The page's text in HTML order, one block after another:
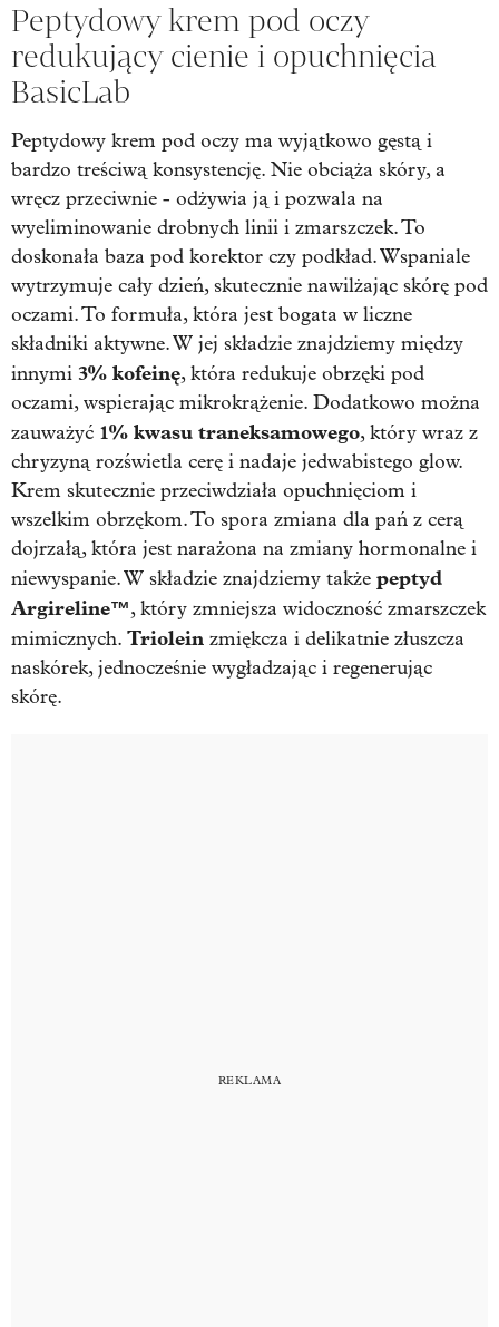
Peptydowy krem pod oczy
redukujący cienie i opuchnięcia
BasicLab
Peptydowy krem pod oczy ma wyjątkowo gęstą i
bardzo treściwą konsystencję. Nie obciąża skóry, a
wręcz przeciwnie - odżywia ją i pozwala na
wyeliminowanie drobnych linii i zmarszczek. To
doskonała baza pod korektor czy podkład. Wspaniale
wytrzymuje cały dzień, skutecznie nawilżając skórę pod
oczami. To formuła, która jest bogata w liczne
składniki aktywne. W jej składzie znajdziemy między
innymi 3% kofeinę, która redukuje obrzęki pod
oczami, wspierając mikrokrążenie. Dodatkowo można
zauważyć 1% kwasu traneksamowego, który wraz z
chryzyną rozświetla cerę i nadaje jedwabistego glow.
Krem skutecznie przeciwdziała opuchnięciom i
wszelkim obrzękom. To spora zmiana dla pań z cerą
dojrzałą, która jest narażona na zmiany hormonalne i
niewyspanie. W składzie znajdziemy także peptyd
Argireline™, który zmniejsza widoczność zmarszczek
mimicznych. Triolein zmiękcza i delikatnie złuszcza
naskórek, jednocześnie wygładzając i regenerując
skórę.